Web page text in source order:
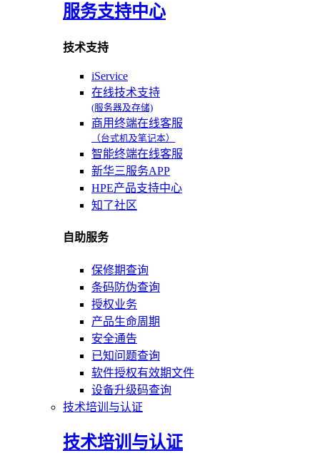
服务支持中心
技术支持
iService
在线技术支持
(服务器及存储)
商用终端在线客服
（台式机及笔记本）
智能终端在线客服
新华三服务APP
HPE产品支持中心
知了社区
自助服务
保修期查询
条码防伪查询
授权业务
产品生命周期
安全通告
已知问题查询
软件授权有效期文件
设备升级码查询
技术培训与认证
技术培训与认证